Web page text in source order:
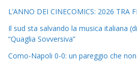
L’ANNO DEI CINECOMICS: 2026 TRA
Il sud sta salvando la musica italiana
“Quaglia Sovversiva”
Como-Napoli 0-0: un pareggio che